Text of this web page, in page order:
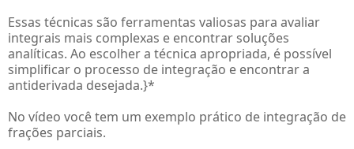
Essas técnicas são ferramentas valiosas para avaliar
integrais mais complexas e encontrar soluções
analíticas. Ao escolher a técnica apropriada, é possível
simplificar o processo de integração e encontrar a
antiderivada desejada.}*
No vídeo você tem um exemplo prático de integração de
frações parciais.